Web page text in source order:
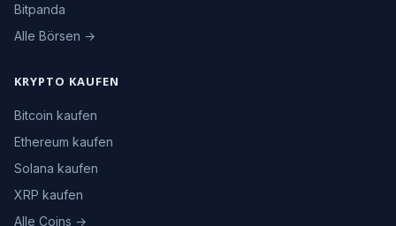
Bitpanda
Alle Börsen →
KRYPTO KAUFEN
Bitcoin kaufen
Ethereum kaufen
Solana kaufen
XRP kaufen
Alle Coins →